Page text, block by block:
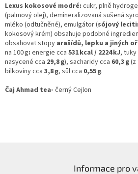
Lexus kokosové modré: cukr, plně
(palmový olej), demineralizovaná sušená
mléko (odtučněné), emulgátor (sójový
kokosový krém) obsahuje podobné
obsahovat stopy arašídů, lepku a jiných
na 100 g: energie cca 531 kcal / 2224 kJ, tuky
nasycené cca 29,8 g), sacharidy cca 60,3 g(z
bílkoviny cca 3,8 g, sůl cca 0,55 g.
Čaj Ahmad tea- černý Cejlon
Informace pro